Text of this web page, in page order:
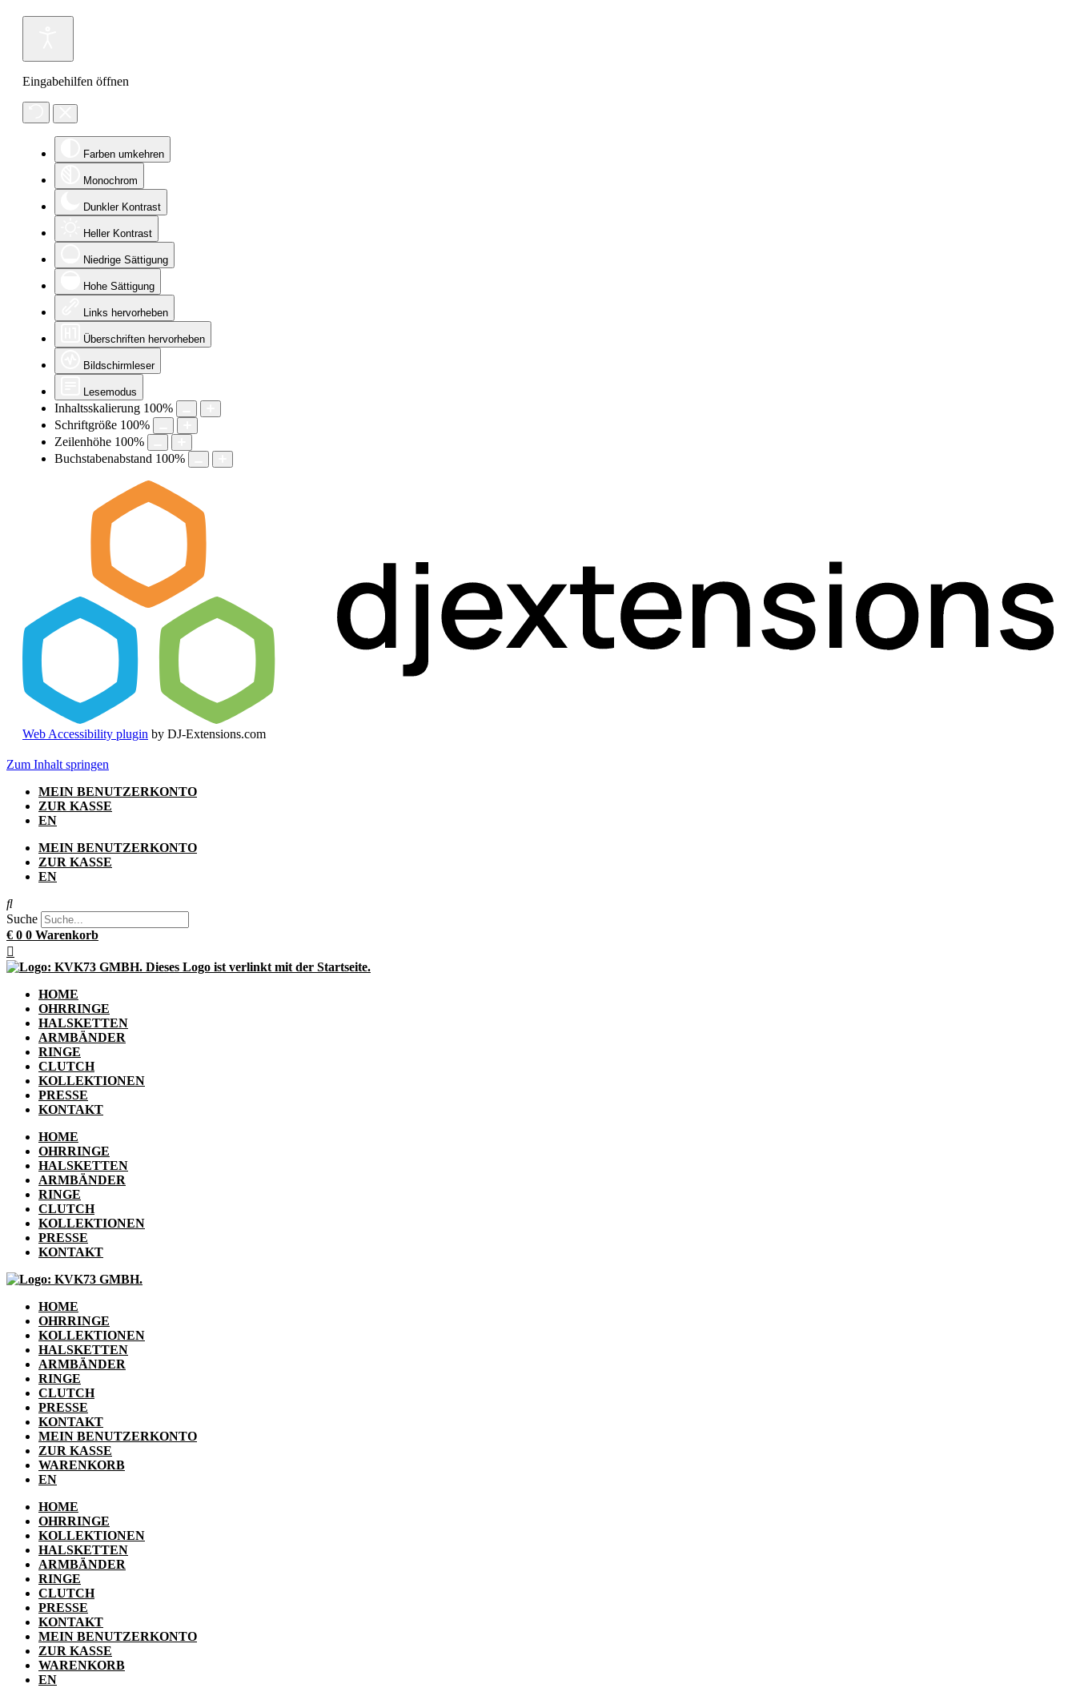
Eingabehilfen öffnen
Farben umkehren
Monochrom
Dunkler Kontrast
Heller Kontrast
Niedrige Sättigung
Hohe Sättigung
Links hervorheben
Überschriften hervorheben
Bildschirmleser
Lesemodus
Inhaltsskalierung 100%
Schriftgröße 100%
Zeilenhöhe 100%
Buchstabenabstand 100%
Web Accessibility plugin by DJ-Extensions.com
Zum Inhalt springen
MEIN BENUTZERKONTO
ZUR KASSE
EN
MEIN BENUTZERKONTO
ZUR KASSE
EN
Suche
€ 0 0 Warenkorb
HOME
OHRRINGE
HALSKETTEN
ARMBÄNDER
RINGE
CLUTCH
KOLLEKTIONEN
PRESSE
KONTAKT
HOME
OHRRINGE
HALSKETTEN
ARMBÄNDER
RINGE
CLUTCH
KOLLEKTIONEN
PRESSE
KONTAKT
HOME
OHRRINGE
KOLLEKTIONEN
HALSKETTEN
ARMBÄNDER
RINGE
CLUTCH
PRESSE
KONTAKT
MEIN BENUTZERKONTO
ZUR KASSE
WARENKORB
EN
HOME
OHRRINGE
KOLLEKTIONEN
HALSKETTEN
ARMBÄNDER
RINGE
CLUTCH
PRESSE
KONTAKT
MEIN BENUTZERKONTO
ZUR KASSE
WARENKORB
EN